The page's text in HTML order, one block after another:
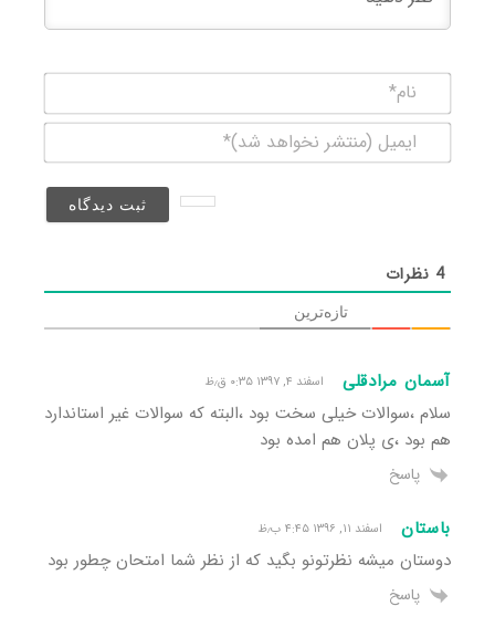
(منتشر
4 نظرات
تازه‌ترین
آسمان مرادقلی اسفند ۴, ۱۳۹۷ ۰:۳۵ ق٫ظ
سلام ،سوالات خیلی سخت بود ،البته که سوالات غیر استاندارد
هم بود ،ی پلان هم امده بود
پاسخ
باستان اسفند ۱۱, ۱۳۹۶ ۴:۴۵ ب٫ظ
دوستان میشه نظرتونو بگید که از نظر شما امتحان چطور بود
پاسخ